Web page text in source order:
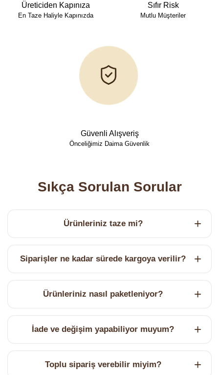
Üreticiden Kapınıza
En Taze Haliyle Kapınızda
Sıfır Risk
Mutlu Müşteriler
Güvenli Alışveriş
Önceliğimiz Daima Güvenlik
Sıkça Sorulan Sorular
Ürünleriniz taze mi?
Siparişler ne kadar sürede kargoya verilir?
Ürünleriniz nasıl paketleniyor?
İade ve değişim yapabiliyor muyum?
Toplu sipariş verebilir miyim?